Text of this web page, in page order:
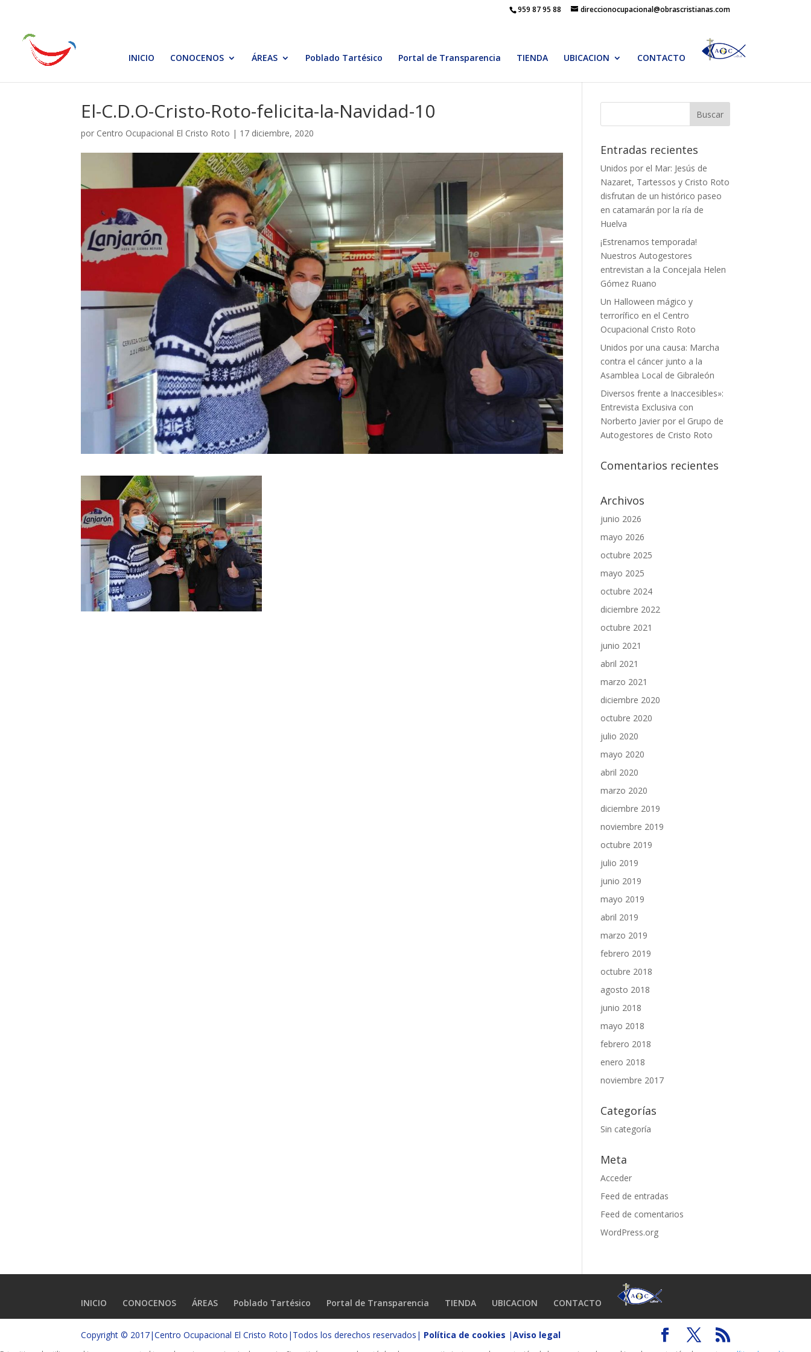
959 87 95 88 direccionocupacional@obrascristianas.com
INICIO CONOCENOS ÁREAS Poblado Tartésico Portal de Transparencia TIENDA UBICACION CONTACTO
El-C.D.O-Cristo-Roto-felicita-la-Navidad-10
por Centro Ocupacional El Cristo Roto | 17 diciembre, 2020
Entradas recientes
Unidos por el Mar: Jesús de
Nazaret, Tartessos y Cristo Roto
disfrutan de un histórico paseo
en catamarán por la ría de
Huelva
¡Estrenamos temporada!
Nuestros Autogestores
entrevistan a la Concejala Helen
Gómez Ruano
Un Halloween mágico y
terrorífico en el Centro
Ocupacional Cristo Roto
Unidos por una causa: Marcha
contra el cáncer junto a la
Asamblea Local de Gibraleón
Diversos frente a Inaccesibles»:
Entrevista Exclusiva con
Norberto Javier por el Grupo de
Autogestores de Cristo Roto
Comentarios recientes
Archivos
junio 2026
mayo 2026
octubre 2025
mayo 2025
octubre 2024
diciembre 2022
octubre 2021
junio 2021
abril 2021
marzo 2021
diciembre 2020
octubre 2020
julio 2020
mayo 2020
abril 2020
marzo 2020
diciembre 2019
noviembre 2019
octubre 2019
julio 2019
junio 2019
mayo 2019
abril 2019
marzo 2019
febrero 2019
octubre 2018
agosto 2018
junio 2018
mayo 2018
febrero 2018
enero 2018
noviembre 2017
Categorías
Sin categoría
Meta
Acceder
Feed de entradas
Feed de comentarios
WordPress.org
INICIO CONOCENOS ÁREAS Poblado Tartésico Portal de Transparencia TIENDA UBICACION CONTACTO
Copyright © 2017|Centro Ocupacional El Cristo Roto|Todos los derechos reservados| Política de cookies |Aviso legal